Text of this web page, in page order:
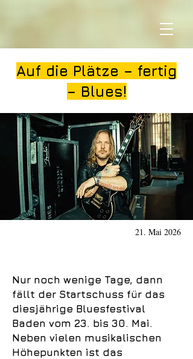
Auf die Plätze – fertig
– Blues!
21. Mai 2026
Nur noch wenige Tage, dann
fällt der Startschuss für das
diesjährige Bluesfestival
Baden vom 23. bis 30. Mai.
Neben vielen musikalischen
Höhepunkten ist das